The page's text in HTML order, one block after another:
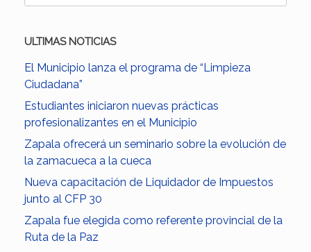
ULTIMAS NOTICIAS
El Municipio lanza el programa de “Limpieza
Ciudadana”
Estudiantes iniciaron nuevas prácticas
profesionalizantes en el Municipio
Zapala ofrecerá un seminario sobre la evolución de
la zamacueca a la cueca
Nueva capacitación de Liquidador de Impuestos
junto al CFP 30
Zapala fue elegida como referente provincial de la
Ruta de la Paz